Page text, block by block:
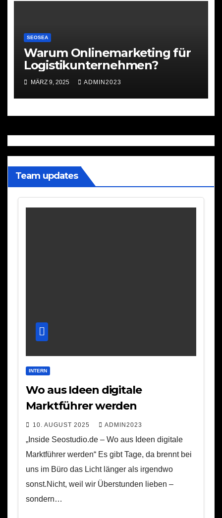
SEOSEA
Warum Onlinemarketing für
Logistikunternehmen?
MÄRZ 9, 2025 ADMIN2023
Team updates
INTERN
Wo aus Ideen digitale
Marktführer werden
10. AUGUST 2025 ADMIN2023
„Inside Seostudio.de – Wo aus Ideen digitale
Marktführer werden“ Es gibt Tage, da brennt bei
uns im Büro das Licht länger als irgendwo
sonst.Nicht, weil wir Überstunden lieben –
sondern…